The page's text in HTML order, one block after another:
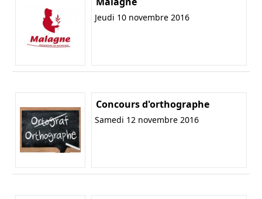
Jeudi 10 novembre 2016
Concours d'orthographe
Samedi 12 novembre 2016